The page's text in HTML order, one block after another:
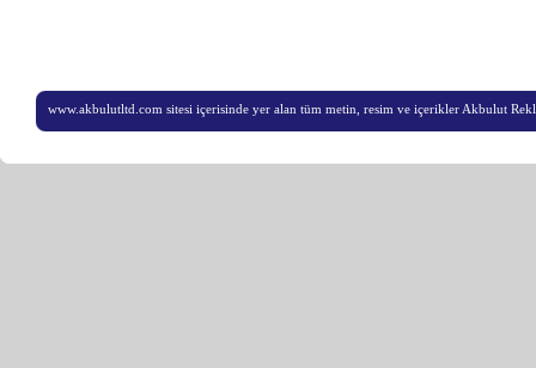
www.akbulutltd.com sitesi içerisinde yer alan tüm metin, resim ve içerikler Akbulut